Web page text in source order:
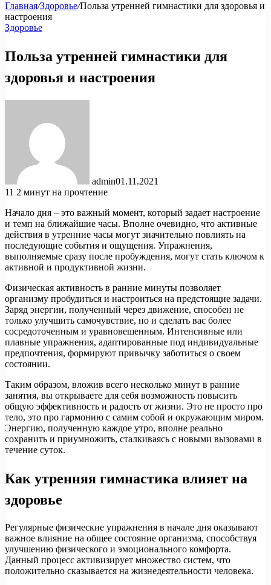
Главная/Здоровье/Польза утренней гимнастики для здоровья и
настроения
Здоровье
Польза утренней гимнастики для
здоровья и настроения
admin01.11.2021
11 2 минут на прочтение
Начало дня – это важный момент, который задает настроение
и темп на ближайшие часы. Вполне очевидно, что активные
действия в утренние часы могут значительно повлиять на
последующие события и ощущения. Упражнения,
выполняемые сразу после пробуждения, могут стать ключом к
активной и продуктивной жизни.
Физическая активность в ранние минуты позволяет
организму пробудиться и настроиться на предстоящие задачи.
Заряд энергии, полученный через движение, способен не
только улучшить самочувствие, но и сделать вас более
сосредоточенным и уравновешенным. Интенсивные или
плавные упражнения, адаптированные под индивидуальные
предпочтения, формируют привычку заботиться о своем
состоянии.
Таким образом, вложив всего несколько минут в ранние
занятия, вы открываете для себя возможность повысить
общую эффективность и радость от жизни. Это не просто про
тело, это про гармонию с самим собой и окружающим миром.
Энергию, полученную каждое утро, вполне реально
сохранить и приумножить, сталкиваясь с новыми вызовами в
течение суток.
Как утренняя гимнастика влияет на
здоровье
Регулярные физические упражнения в начале дня оказывают
важное влияние на общее состояние организма, способствуя
улучшению физического и эмоционального комфорта.
Данный процесс активизирует множество систем, что
положительно сказывается на жизнедеятельности человека.